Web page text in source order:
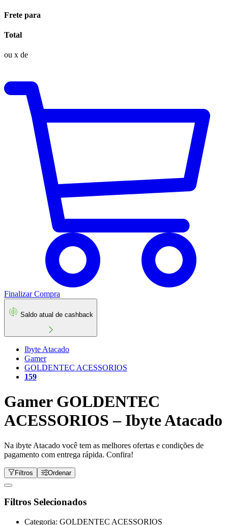
Frete para
Total
ou x de
Finalizar Compra
Saldo atual de cashback
Ibyte Atacado
Gamer
GOLDENTEC ACESSORIOS
159
Gamer GOLDENTEC
ACESSORIOS – Ibyte Atacado
Na ibyte Atacado você tem as melhores ofertas e condições de
pagamento com entrega rápida. Confira!
Filtros Ordenar
Filtros Selecionados
Categoria: GOLDENTEC ACESSORIOS